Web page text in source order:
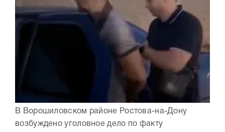
В Ворошиловском районе Ростова-на-Дону
возбуждено уголовное дело по факту